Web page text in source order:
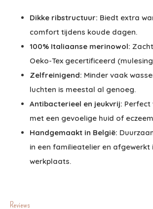
Dikke ribstructuur: Biedt extra
comfort tijdens koude dagen.
100% Italiaanse merinowol:
Oeko-Tex gecertificeerd
Zelfreinigend: Minder vaak
luchten is meestal al genoeg.
Antibacterieel en jeukvrij: Perfect
met een gevoelige huid of
Handgemaakt in België:
in een familieatelier en afgewerkt
werkplaats.
Reviews